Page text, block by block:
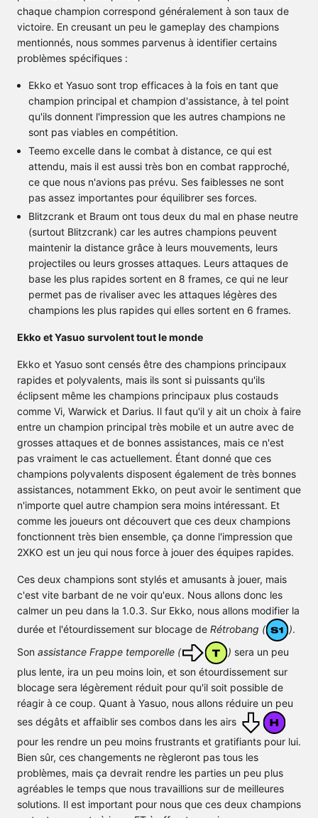
chaque champion correspond généralement à son taux de
victoire. En creusant un peu le gameplay des champions
mentionnés, nous sommes parvenus à identifier certains
problèmes spécifiques :
Ekko et Yasuo sont trop efficaces à la fois en tant que
champion principal et champion d'assistance, à tel point
qu'ils donnent l'impression que les autres champions ne
sont pas viables en compétition.
Teemo excelle dans le combat à distance, ce qui est
attendu, mais il est aussi très bon en combat rapproché,
ce que nous n'avions pas prévu. Ses faiblesses ne sont
pas assez importantes pour équilibrer ses forces.
Blitzcrank et Braum ont tous deux du mal en phase neutre
(surtout Blitzcrank) car les autres champions peuvent
maintenir la distance grâce à leurs mouvements, leurs
projectiles ou leurs grosses attaques. Leurs attaques de
base les plus rapides sortent en 8 frames, ce qui ne leur
permet pas de rivaliser avec les attaques légères des
champions les plus rapides qui elles sortent en 6 frames.
Ekko et Yasuo survolent tout le monde
Ekko et Yasuo sont censés être des champions principaux
rapides et polyvalents, mais ils sont si puissants qu'ils
éclipsent même les champions principaux plus costauds
comme Vi, Warwick et Darius. Il faut qu'il y ait un choix à faire
entre un champion principal très mobile et un autre avec de
grosses attaques et de bonnes assistances, mais ce n'est
pas vraiment le cas actuellement. Étant donné que ces
champions polyvalents disposent également de très bonnes
assistances, notamment Ekko, on peut avoir le sentiment que
n'importe quel autre champion sera moins intéressant. Et
comme les joueurs ont découvert que ces deux champions
fonctionnent très bien ensemble, ça donne l'impression que
2XKO est un jeu qui nous force à jouer des équipes rapides.
Ces deux champions sont stylés et amusants à jouer, mais
c'est vite barbant de ne voir qu'eux. Nous allons donc les
calmer un peu dans la 1.0.3. Sur Ekko, nous allons modifier la
durée et l'étourdissement sur blocage de Rétrobang ( ).
Son assistance Frappe temporelle ( ) sera un peu
plus lente, ira un peu moins loin, et son étourdissement sur
blocage sera légèrement réduit pour qu'il soit possible de
réagir à ce coup. Quant à Yasuo, nous allons réduire un peu
ses dégâts et affaiblir ses combos dans les airs
pour les rendre un peu moins frustrants et gratifiants pour lui.
Bien sûr, ces changements ne règleront pas tous les
problèmes, mais ça devrait rendre les parties un peu plus
agréables le temps que nous travaillions sur de meilleures
solutions. Il est important pour nous que ces deux champions